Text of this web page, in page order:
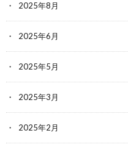
2025年8月
2025年6月
2025年5月
2025年3月
2025年2月